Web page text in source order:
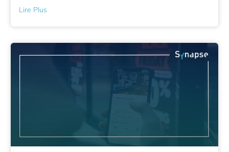
Lire Plus